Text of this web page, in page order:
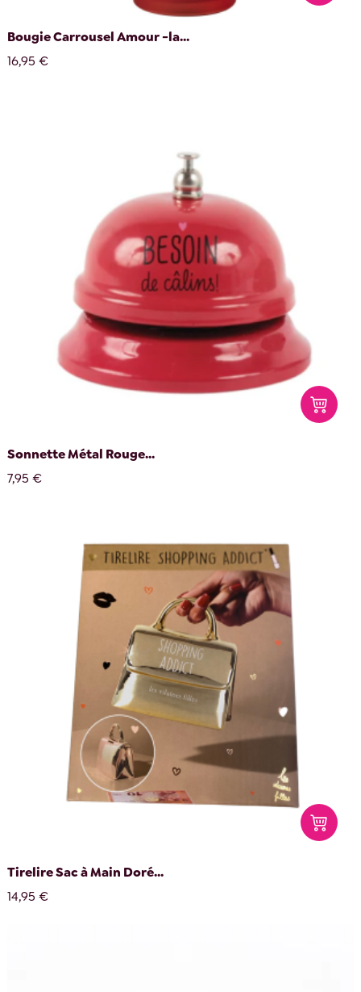
Bougie Carrousel Amour -la...
16,95 €
Sonnette Métal Rouge...
7,95 €
Tirelire Sac à Main Doré...
14,95 €